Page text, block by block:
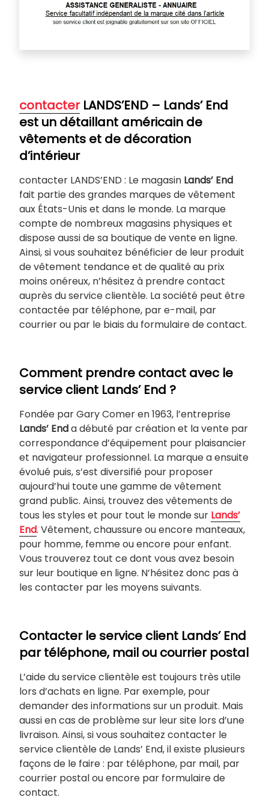
contacterLANDS’END – Lands’ End
est un détaillant américain de
vêtements et de décoration
d’intérieur
contacter LANDS’END : Le magasin Lands’ End
fait partie des grandes marques de vêtement
aux États-Unis et dans le monde. La marque
compte de nombreux magasins physiques et
dispose aussi de sa boutique de vente en ligne.
Ainsi, si vous souhaitez bénéficier de leur produit
de vêtement tendance et de qualité au prix
moins onéreux, n’hésitez à prendre contact
auprès du service clientèle. La société peut être
contactée par téléphone, par e-mail, par
courrier ou par le biais du formulaire de contact.
Comment prendre contact avec le
service client Lands’ End ?
Fondée par Gary Comer en 1963, l’entreprise
Lands’ Enda débuté par création et la vente par
correspondance d’équipement pour plaisancier
et navigateur professionnel. La marque a ensuite
évolué puis, s’est diversifié pour proposer
aujourd’hui toute une gamme de vêtement
grand public. Ainsi, trouvez des vêtements de
tous les styles et pour tout le monde sur Lands’
End. Vêtement, chaussure ou encore manteaux,
pour homme, femme ou encore pour enfant.
Vous trouverez tout ce dont vous avez besoin
sur leur boutique en ligne. N’hésitez donc pas à
les contacter par les moyens suivants.
Contacter le service client Lands’ End
par téléphone, mail ou courrier postal
L’aide du service clientèle est toujours très utile
lors d’achats en ligne. Par exemple, pour
demander des informations sur un produit. Mais
aussi en cas de problème sur leur site lors d’une
livraison. Ainsi, si vous souhaitez contacter le
service clientèle de Lands’ End, il existe plusieurs
façons de le faire : par téléphone, par mail, par
courrier postal ou encore par formulaire de
contact.